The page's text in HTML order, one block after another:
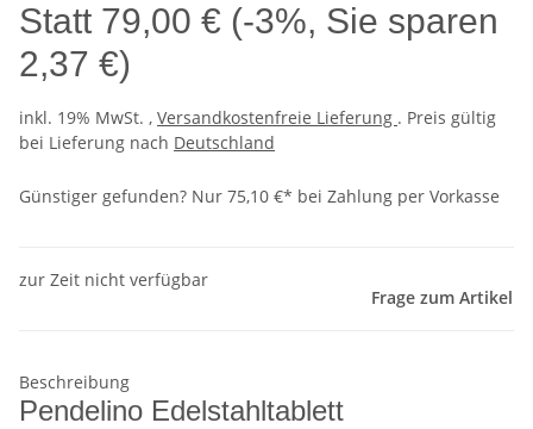
Statt 79,00 € (-3%, Sie sparen
2,37 €)
inkl. 19% MwSt. , Versandkostenfreie Lieferung . Preis gültig
bei Lieferung nach Deutschland
Günstiger gefunden? Nur 75,10 €* bei Zahlung per Vorkasse
zur Zeit nicht verfügbar
Frage zum Artikel
Beschreibung
Pendelino Edelstahltablett